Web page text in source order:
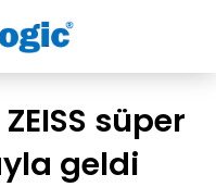
süper
geldi